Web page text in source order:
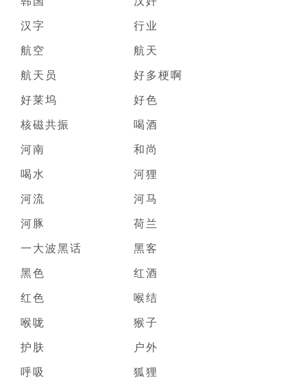
汉字
行业
航空
航天
航天员
好多梗啊
好莱坞
好色
核磁共振
喝酒
河南
和尚
喝水
河狸
河流
河马
河豚
荷兰
一大波黑话
黑客
黑色
红酒
红色
喉结
喉咙
猴子
护肤
户外
呼吸
狐狸